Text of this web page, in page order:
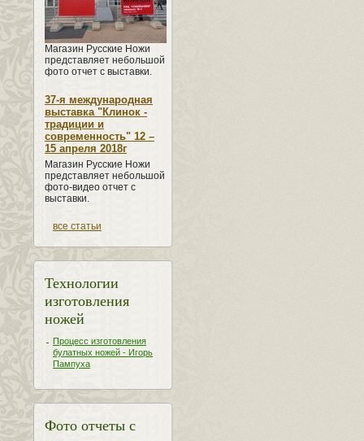
Магазин Русские Ножи
представляет небольшой
фото отчет с выставки.
37-я международная
выставка "Клинок -
традиции и
современность" 12 –
15 апреля 2018г
Магазин Русские Ножи
представляет небольшой
фото-видео отчет с
выставки.
все статьи
Технологии
изготовления
ножей
Процесс изготовления
булатных ножей - Игорь
Пампуха
Фото отчеты с